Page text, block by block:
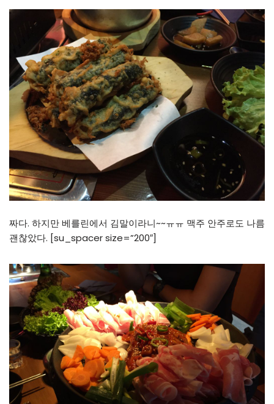
짜다. 하지만 베를린에서 김말이라니~~ㅠㅠ 맥주 안주로도 나름
괜찮았다. [su_spacer size=”200″]